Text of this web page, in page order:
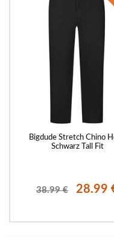
Bigdude Stretch Chino
Schwarz Tall Fit
38.99 € 28.99